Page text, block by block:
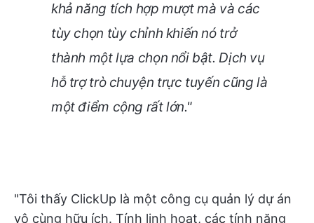
khả năng tích hợp mượt mà và các
tùy chọn tùy chỉnh khiến nó trở
thành một lựa chọn nổi bật. Dịch vụ
hỗ trợ trò chuyện trực tuyến cũng là
một điểm cộng rất lớn."
"Tôi thấy ClickUp là một công cụ quản lý dự án
vô cùng hữu ích. Tính linh hoạt, các tính năng